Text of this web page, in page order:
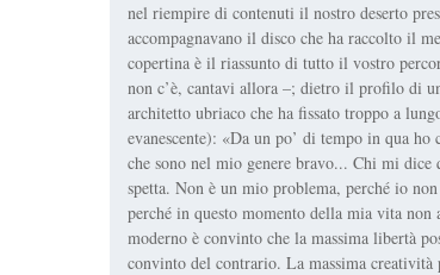
nel riempire di contenuti il nostro deserto
accompagnavano il disco che ha raccolto il
copertina è il riassunto di tutto il vostro
non c’è, cantavi allora –; dietro il profilo di
architetto ubriaco che ha fissato troppo a
evanescente): «Da un po’ di tempo in qua
che sono nel mio genere bravo... Chi mi
spetta. Non è un mio problema, perché io
perché in questo momento della mia vita
moderno è convinto che la massima libertà
convinto del contrario. La massima